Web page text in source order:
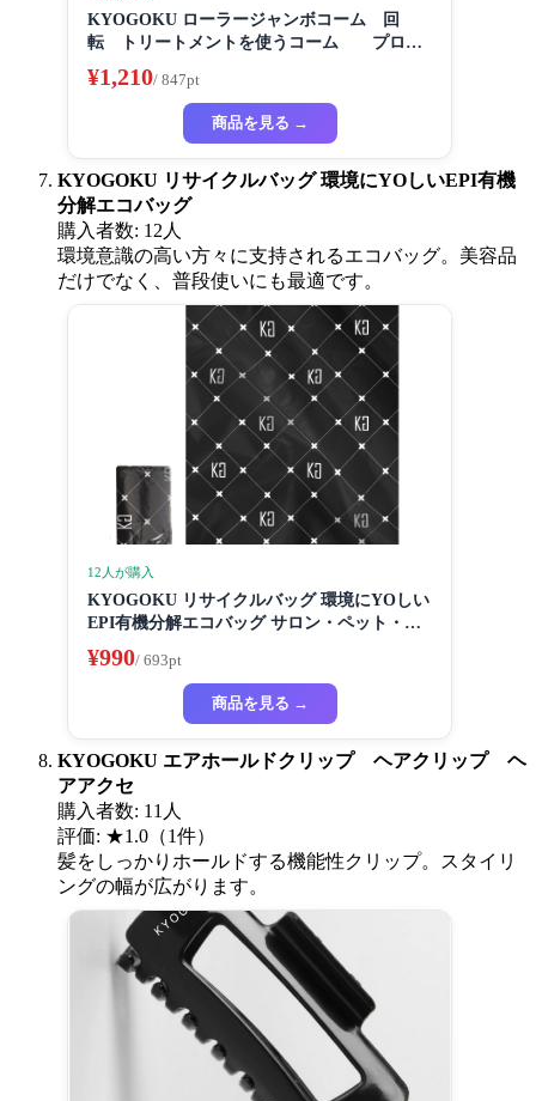
KYOGOKU ローラージャンボコーム 回
転 トリートメントを使うコーム プロ仕
¥1,210/ 847pt
商品を見る →
KYOGOKU リサイクルバッグ 環境にYOしいEPI有機
分解エコバッグ
購入者数: 12人
環境意識の高い方々に支持されるエコバッグ。美容品
だけでなく、普段使いにも最適です。
12人が購入
KYOGOKU リサイクルバッグ 環境にYOしい
EPI有機分解エコバッグ サロン・ペット・家
¥990/ 693pt
商品を見る →
KYOGOKU エアホールドクリップ ヘアクリップ ヘ
アアクセ
購入者数: 11人
評価: ★1.0（1件）
髪をしっかりホールドする機能性クリップ。スタイリ
ングの幅が広がります。